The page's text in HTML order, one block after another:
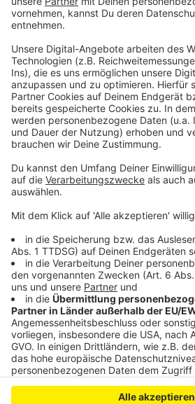
Anzeige
Mehr Meldungen aus
Anzeige
Großbrand: Sporthalle der
ausgebrannt
Hinweise zur neuen freiwilligen
Anzeige
Anzeige